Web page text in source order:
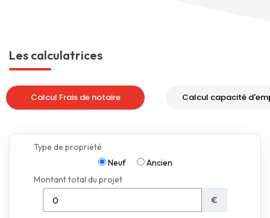
Les calculatrices
Calcul Frais de notaire Calcul capacité